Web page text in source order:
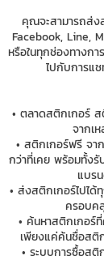
คุณจะสามารถส่ง
Facebook, Line,
หรือในทุกช่องทางก
ไปกับการแช
• ตลาดสติกเกอร์ ส
จากเ
• สติกเกอร์ฟรี จ
กว่าที่เคย พร้อมทั้งรั
แบร
• ส่งสติกเกอร์ไปไ
ครอบค
• ค้นหาสติกเกอร์
เพียงแค่ค้นชื่อสติ
• ระบบการซื้อสติ